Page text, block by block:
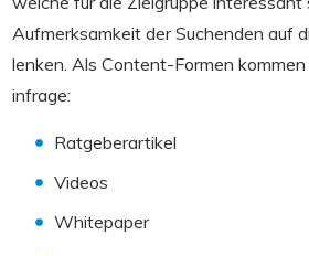
Aufmerksamkeit der Suchenden auf
lenken. Als Content-Formen
infrage:
Ratgeberartikel
Videos
Whitepaper